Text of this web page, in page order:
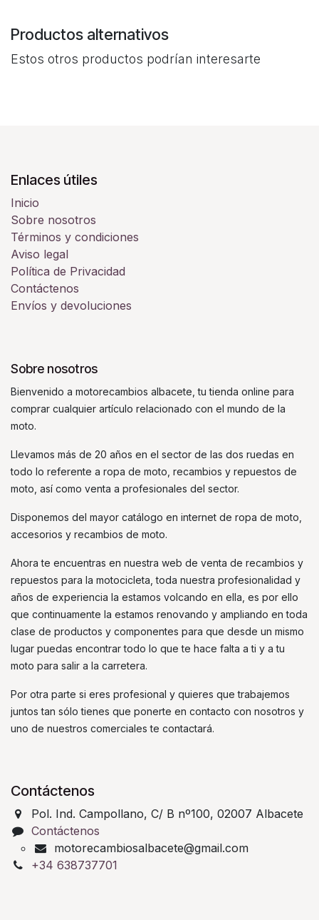
Productos alternativos
Estos otros productos podrían interesarte
Enlaces útiles
Inicio
Sobre nosotros
Términos y condiciones
Aviso legal
Política de Privacidad
Contáctenos
Envíos y devoluciones
Sobre nosotros
Bienvenido a motorecambios albacete, tu tienda online para
comprar cualquier artículo relacionado con el mundo de la
moto.
Llevamos más de 20 años en el sector de las dos ruedas en
todo lo referente a ropa de moto, recambios y repuestos de
moto, así como venta a profesionales del sector.
Disponemos del mayor catálogo en internet de ropa de moto,
accesorios y recambios de moto.
Ahora te encuentras en nuestra web de venta de recambios y
repuestos para la motocicleta, toda nuestra profesionalidad y
años de experiencia la estamos volcando en ella, es por ello
que continuamente la estamos renovando y ampliando en toda
clase de productos y componentes para que desde un mismo
lugar puedas encontrar todo lo que te hace falta a ti y a tu
moto para salir a la carretera.
Por otra parte si eres profesional y quieres que trabajemos
juntos tan sólo tienes que ponerte en contacto con nosotros y
uno de nuestros comerciales te contactará.
Contáctenos
Pol. Ind. Campollano, C/ B nº100, 02007 Albacete
Contáctenos
motorecambiosalbacete@gmail.com
+34 638737701